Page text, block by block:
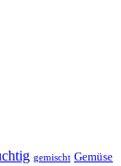
gemischt Gemüse